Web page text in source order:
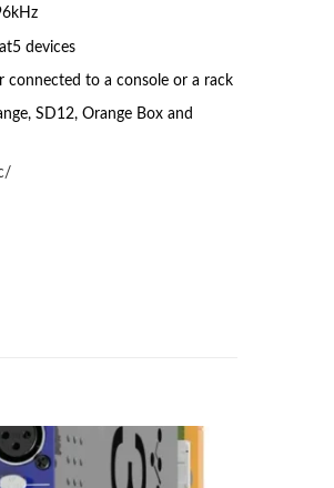
devices
connected to a console or a rack
SD12, Orange Box and